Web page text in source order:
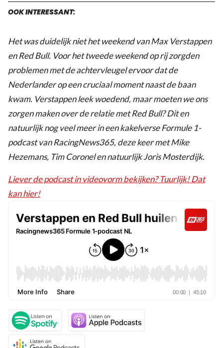
OOK INTERESSANT:
Het was duidelijk niet het weekend van Max Verstappen
en Red Bull. Voor het tweede weekend op rij zorgden
problemen met de achtervleugel ervoor dat de
Nederlander op een cruciaal moment naast de baan
kwam. Verstappen leek woedend, maar moeten we ons
zorgen maken over de relatie met Red Bull? Dit en
natuurlijk nog veel meer in een kakelverse Formule 1-
podcast van RacingNews365, deze keer met Mike
Hezemans, Tim Coronel en natuurlijk Joris Mosterdijk.
Liever de podcast in videovorm bekijken? Tuurlijk! Dat
kan hier!